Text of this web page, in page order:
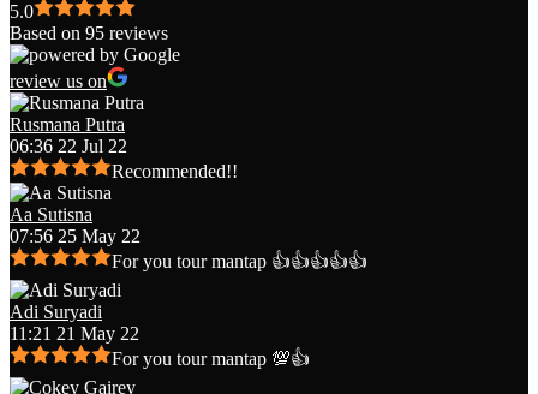
5.0
Based on 95 reviews
review us on
Rusmana Putra
06:36 22 Jul 22
Recommended!!
Aa Sutisna
07:56 25 May 22
For you tour mantap 👍👍👍👍👍
Adi Suryadi
11:21 21 May 22
For you tour mantap 💯👍